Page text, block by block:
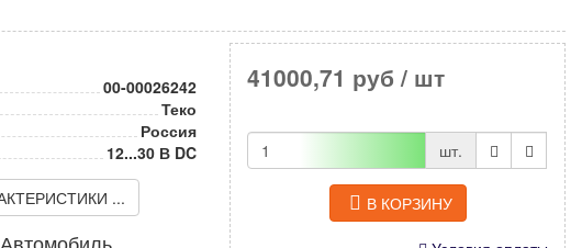
00-00026242
Теко
Россия
12...30 В DC
...
41000,71 руб / шт
шт.
В КОРЗИНУ